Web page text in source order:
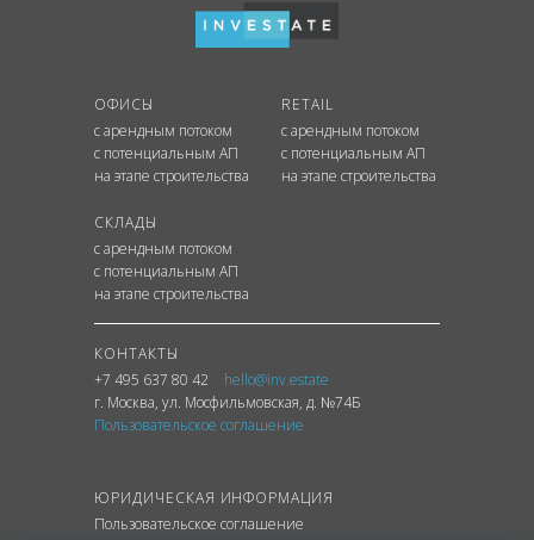
ОФИСЫ
с арендным потоком
с потенциальным АП
на этапе строительства
RETAIL
с арендным потоком
с потенциальным АП
на этапе строительства
СКЛАДЫ
с арендным потоком
с потенциальным АП
на этапе строительства
КОНТАКТЫ
+7 495 637 80 42
hello@inv.estate
г. Москва, ул. Мосфильмовская, д. №74Б
Пользовательское соглашение
ЮРИДИЧЕСКАЯ ИНФОРМАЦИЯ
Пользовательское соглашение